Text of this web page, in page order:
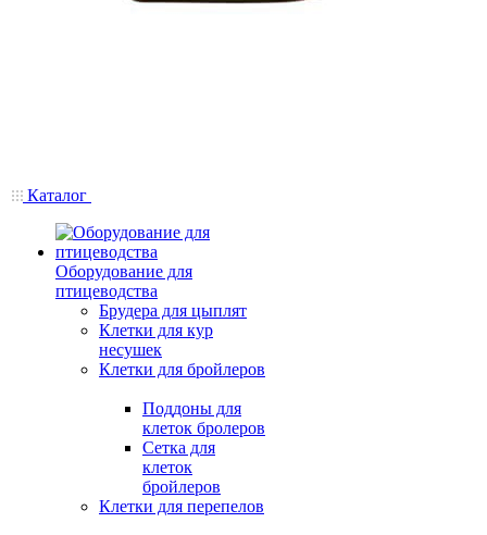
Каталог
Оборудование для
птицеводства
Брудера для цыплят
Клетки для кур
несушек
Клетки для бройлеров
Поддоны для
клеток бролеров
Сетка для
клеток
бройлеров
Клетки для перепелов